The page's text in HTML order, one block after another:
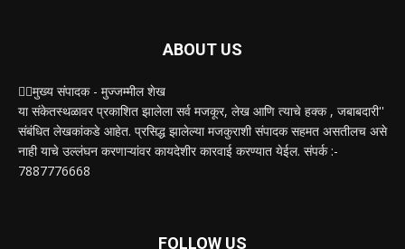
ABOUT US
✍🏻मुख्य संपादक - मुज्जम्मील शेख
या संकेतस्थळावर प्रकाशित झालेला सर्व मजकूर, लेख आणि त्याचे हक्क , जबाबदारी''
संबंधित लेखकांकडे आहेत. प्रसिद्ध झालेल्या मजकुराशी संपादक सहमत असतीलच असे
नाही याचे उल्लंघन करणाऱ्यांवर कायदेशीर कारवाई करण्यात येईल. संपर्क :-
7887776668
FOLLOW US